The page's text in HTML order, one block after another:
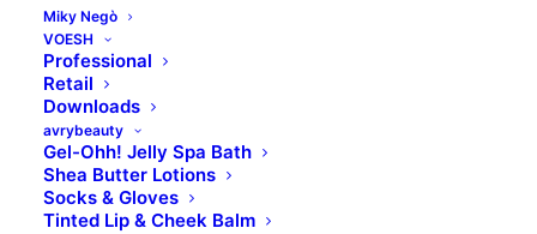
Miky Negò
VOESH
Professional
Retail
Downloads
avrybeauty
Gel-Ohh! Jelly Spa Bath
Shea Butter Lotions
Socks & Gloves
Tinted Lip & Cheek Balm
Für empfindliche Haut geeignet.
INHALTSSTOFFE